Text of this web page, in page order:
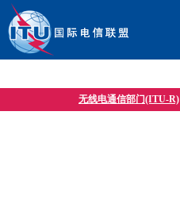
无线电通信部门(ITU-R)